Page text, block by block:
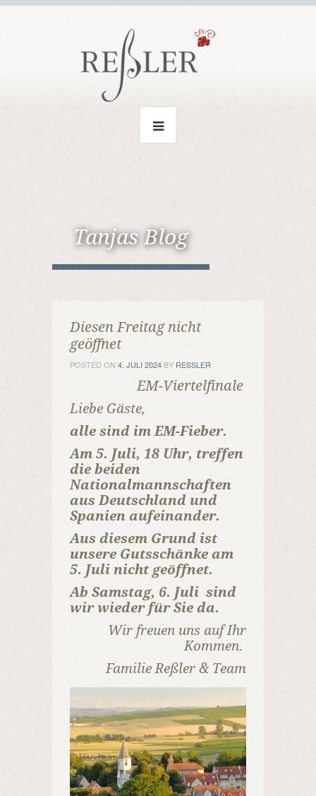
Tanjas Blog
Diesen Freitag nicht
geöffnet
POSTED ON 4. JULI 2024 BY RESSLER
EM-Viertelfinale
Liebe Gäste,
alle sind im EM-Fieber.
Am 5. Juli, 18 Uhr, treffen
die beiden
Nationalmannschaften
aus Deutschland und
Spanien aufeinander.
Aus diesem Grund ist
unsere Gutsschänke am
5. Juli nicht geöffnet.
Ab Samstag, 6. Juli sind
wir wieder für Sie da.
Wir freuen uns auf Ihr
Kommen.
Familie Reßler & Team
Harxheim